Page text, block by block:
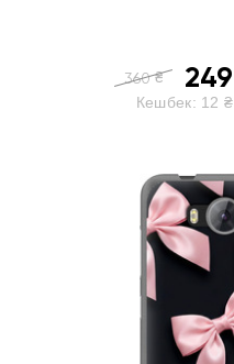
360 ₴ 249
Кешбек: 12 ₴